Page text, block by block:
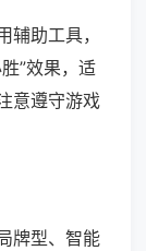
助工具，
”效果，适
意遵守游戏
牌型、智能